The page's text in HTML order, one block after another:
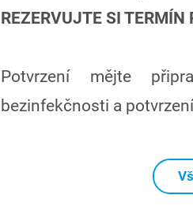
REZERVUJTE SI
Potvrzení mějte
bezinfekčnosti a